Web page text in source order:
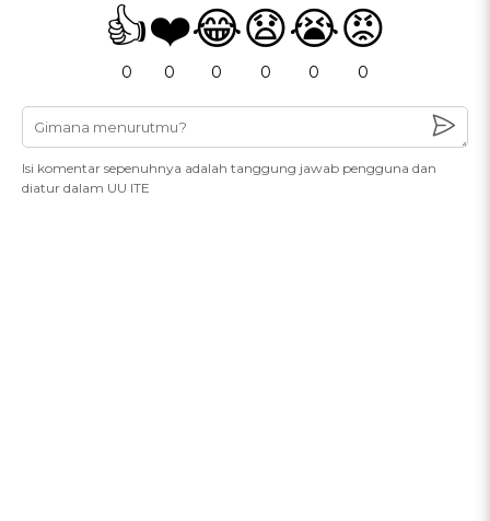
👍
0
❤️
0
😂
0
😧
0
😭
0
😡
0
Isi komentar sepenuhnya adalah tanggung jawab pengguna dan
diatur dalam UU ITE